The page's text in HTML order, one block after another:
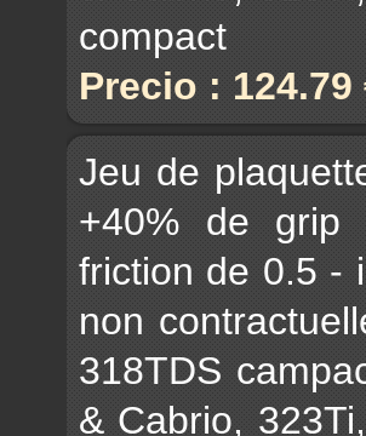
compact
Precio : 124.79
Jeu de
+40% de grip
friction de 0.5 -
non
318TDS
& Cabrio,